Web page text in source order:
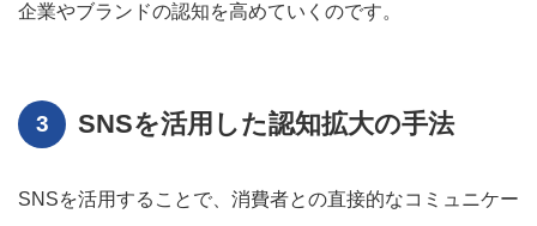
企業やブランドの認知を高めていくのです。
SNSを活用した認知拡大の手法
SNSを活用することで、消費者との直接的なコミュニケー